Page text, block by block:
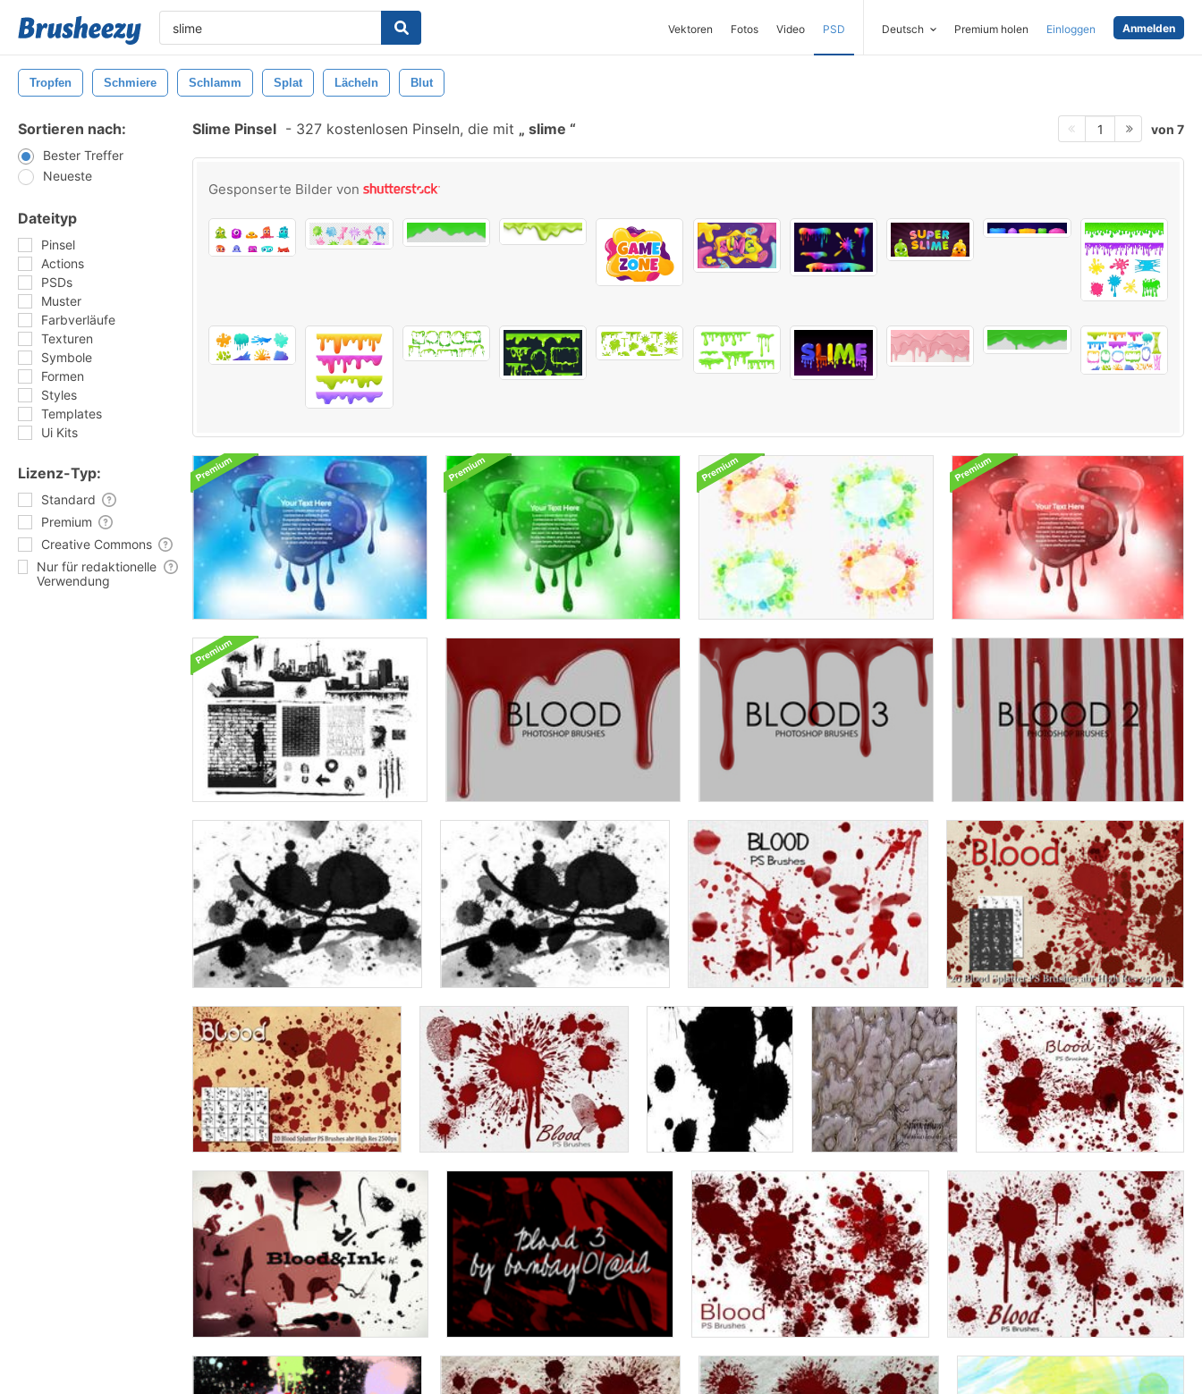
Vektoren Fotos Video PSD Deutsch Premium holen Einloggen Anmelden
Tropfen Schmiere Schlamm Splat Lächeln Blut
Sortieren nach:
Bester Treffer
Neueste
Dateityp
Pinsel
Actions
PSDs
Muster
Farbverläufe
Texturen
Symbole
Formen
Styles
Templates
Ui Kits
Lizenz-Typ:
Standard
Premium
Creative Commons
Nur für redaktionelle
Verwendung
Slime Pinsel - 327 kostenlosen Pinseln, die mit slime 1 von 7
Gesponserte Bilder von